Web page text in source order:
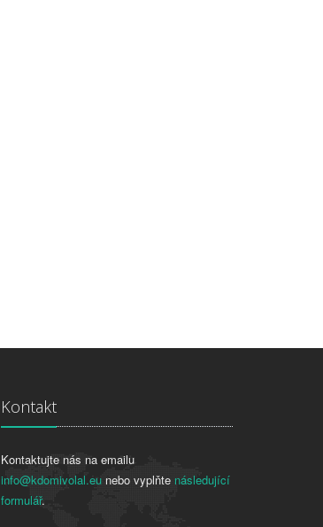
Kontakt
Kontaktujte nás na emailu
info@kdomivolal.eunebo vyplňte následující
formulář.